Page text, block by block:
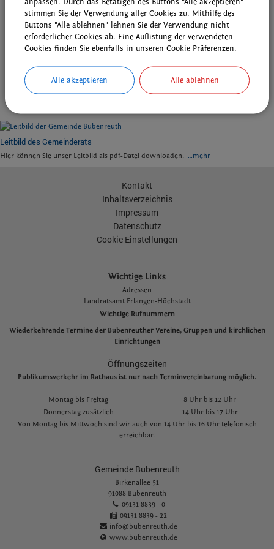
Kostenlose und individuelle DigiFIT-Beratung im Kulturhof H7...mehr
Fr 14.08.2026 | 16:00
Sprechstunde Energie & Klima...mehr
Do 20.08.2026 | 09:00
DAV - Wanderung AM-Nord und die Sektion
...mehr
weitere Veranstaltungen ...
Leitbild des Gemeinderats
Hier können Sie unser Leitbild als pdf-Datei downloaden. …mehr
Kontakt
Inhaltsverzeichnis
Impressum
Datenschutz
Cookie Einstellungen
Wichtige Links
Adressen
Landratsamt Erlangen-Höchstadt
Wichtige Rufnummern
Wiederkehrende Termine der Bubenreuther Vereine, Gruppen und kirchlichen
Einrichtungen
Öffnungszeiten
Publikumsverkehr im Rathaus ist nur nach Terminvereinbarung möglich.
Montag bis Freitag
8 Uhr bis 12 Uhr
Donnerstag zusätzlich
14 Uhr bis 17 Uhr
Von Montag bis Mittwoch sind wir auch von 14 Uhr bis 16 Uhr telefonisch
erreichbar.
Gemeinde Bubenreuth
Birkenallee 51
91088 Bubenreuth
09131 8839 - 0
09131 8839 - 22
info@bubenreuth.de
www.bubenreuth.de
stimmen Sie der Verwendung aller Cookies zu. Mithilfe des
Buttons "Alle ablehnen" lehnen Sie der Verwendung nicht
erforderlicher Cookies ab. Eine Auflistung der verwendeten
Cookies finden Sie ebenfalls in unseren Cookie Präferenzen.
Alle akzeptieren Alle ablehnen